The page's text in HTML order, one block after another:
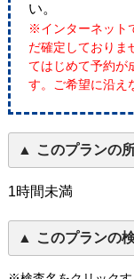
い。
※インターネット
だ確定しておりま
てはじめて予約が
す。ご希望に沿え
このプランの
1時間未満
このプランの